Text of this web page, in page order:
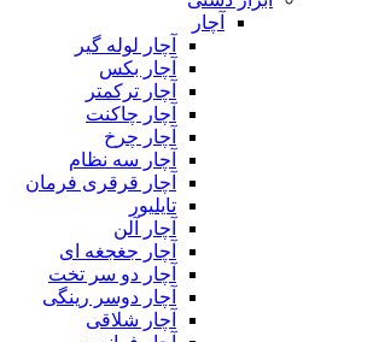
آچار
آچار لوله گیر
آچار بکس
آچار ترکمتر
آچار چاکنت
آچار چرخ
آچار سه نظام
آچار قرقری فرمان
تایلیور
آچار آلن
آچار جغجغه ای
آچار دو سر تخت
آچار دوسر رینگی
آچار شلاقی